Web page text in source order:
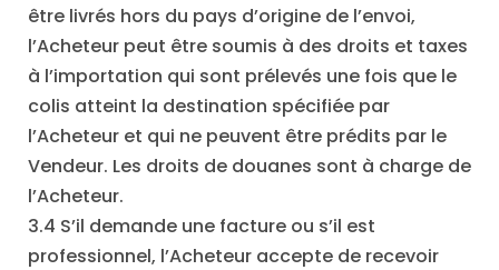
être livrés hors du pays d’origine de l’envoi,
l’Acheteur peut être soumis à des droits et taxes
à l’importation qui sont prélevés une fois que le
colis atteint la destination spécifiée par
l’Acheteur et qui ne peuvent être prédits par le
Vendeur. Les droits de douanes sont à charge de
l’Acheteur.
3.4 S’il demande une facture ou s’il est
professionnel, l’Acheteur accepte de recevoir